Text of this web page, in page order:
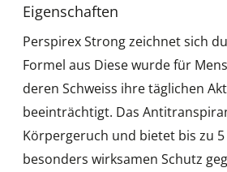
Eigenschaften
Perspirex Strong zeichnet sich
Formel aus Diese wurde für
deren Schweiss ihre täglichen
beeinträchtigt. Das
Körpergeruch und bietet bis zu 5
besonders wirksamen Schutz